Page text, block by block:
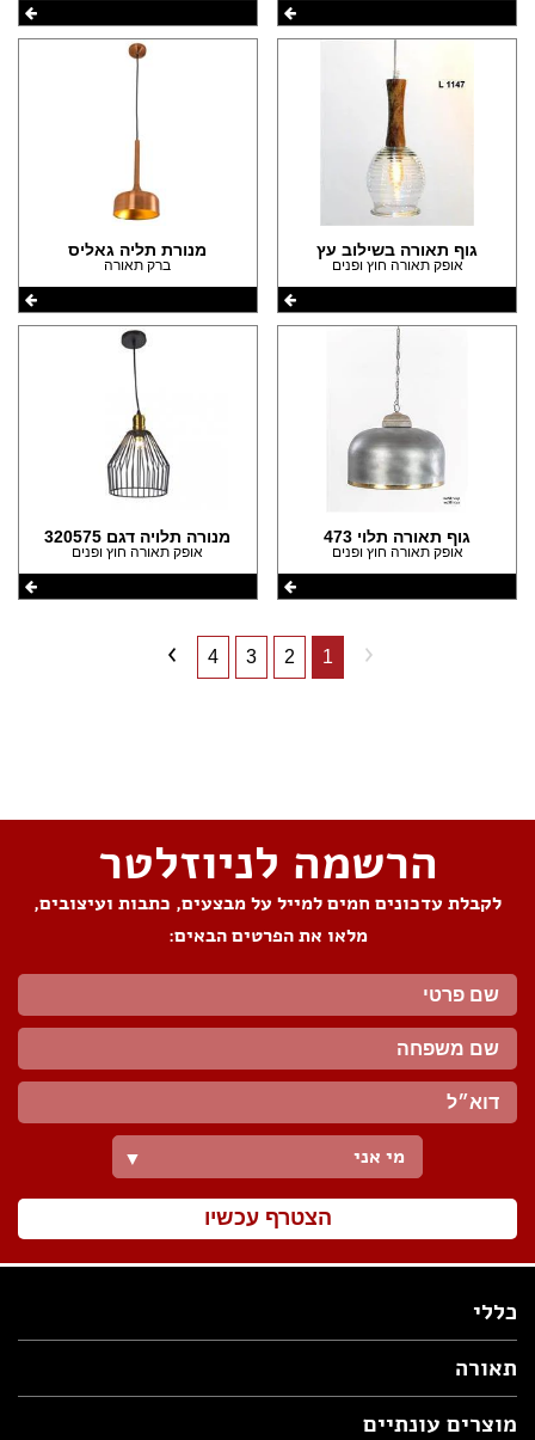
גוף תאורה בשילוב עץ
אופק תאורה חוץ ופנים
מנורת תליה גאליס
ברק תאורה
גוף תאורה תלוי 473
אופק תאורה חוץ ופנים
מנורה תלויה דגם 320575
אופק תאורה חוץ ופנים
1
2
3
4
הרשמה לניוזלטר
לקבלת עדכונים חמים למייל על מבצעים, כתבות ועיצובים,
מלאו את הפרטים הבאים:
מי אני ▼
הצטרף עכשיו
כללי
תאורה
מוצרים עונתיים